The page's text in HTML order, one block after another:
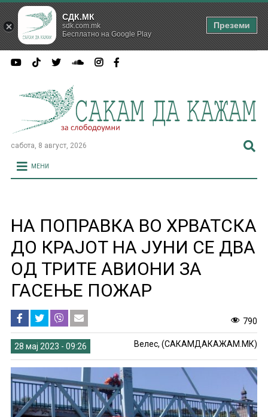
сабота, 8 август, 2026
МЕНИ
НА ПОПРАВКА ВО ХРВАТСКА
ДО КРАЈОТ НА ЈУНИ СЕ ДВА
ОД ТРИТЕ АВИОНИ ЗА
ГАСЕЊЕ ПОЖАР
790
28 мај 2023 - 09:26 Велес, (САКАМДАКАЖАМ.МК)
СДК.МК
sdk.com.mk
Бесплатно на Google Play
Преземи